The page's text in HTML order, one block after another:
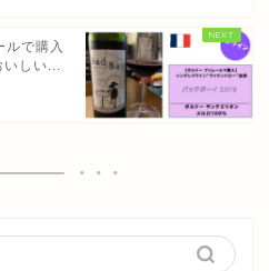
ルで購入
いしい...